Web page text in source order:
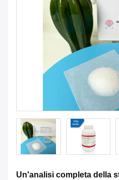
Un'analisi completa della